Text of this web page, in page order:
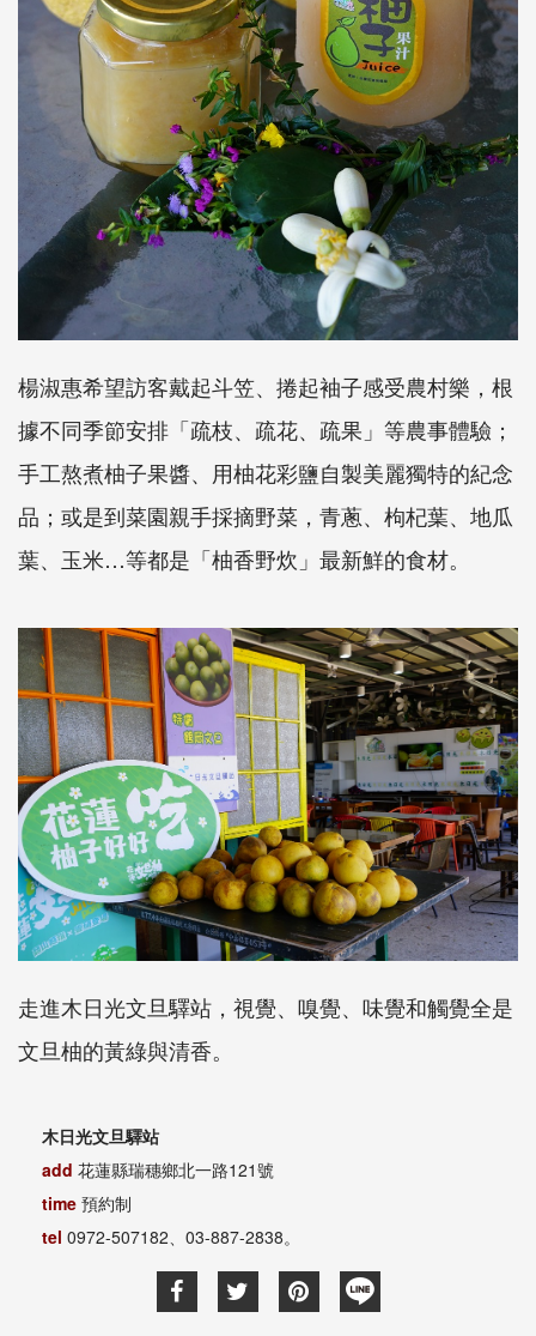
楊淑惠希望訪客戴起斗笠、捲起袖子感受農村樂，根
據不同季節安排「疏枝、疏花、疏果」等農事體驗；
手工熬煮柚子果醬、用柚花彩鹽自製美麗獨特的紀念
品；或是到菜園親手採摘野菜，青蔥、枸杞葉、地瓜
葉、玉米…等都是「柚香野炊」最新鮮的食材。
走進木日光文旦驛站，視覺、嗅覺、味覺和觸覺全是
文旦柚的黃綠與清香。
木日光文旦驛站
add 花蓮縣瑞穗鄉北一路121號
time 預約制
tel 0972-507182、03-887-2838。